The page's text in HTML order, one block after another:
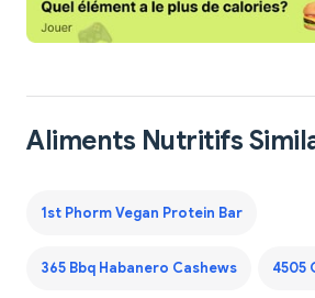
Aliments Nutritifs
1st Phorm Vegan Protein Bar
365 Bbq Habanero Cashews 4505